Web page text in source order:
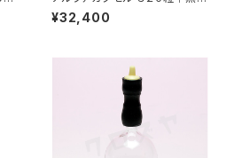
エキスソフトカプセル｜霧島黒
酢
¥32,400